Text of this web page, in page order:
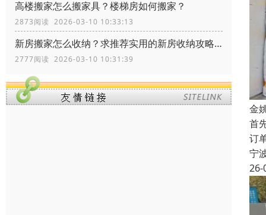
高楼搬家怎么搬家具？楼梯房如何搬家？
2873阅读 2026-03-10 10:33:13
新房搬家怎么收纳？求推荐实用的新房收纳攻略！
2777阅读 2026-03-10 10:31:39
金
首
订
宁
26-